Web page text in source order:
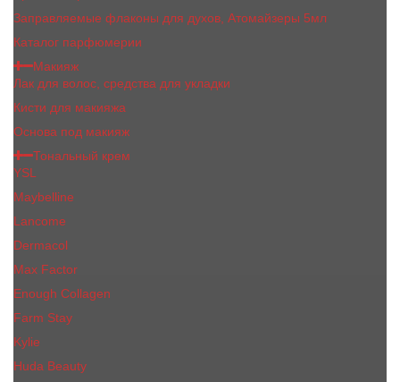
Заправляемые флаконы для духов, Атомайзеры 5мл
Каталог парфюмерии
Макияж
Лак для волос, средства для укладки
Кисти для макияжа
Основа под макияж
Тональный крем
YSL
Maybelline
Lancome
Dermacol
Max Factor
Enough Collagen
Farm Stay
Kylie
Huda Beauty